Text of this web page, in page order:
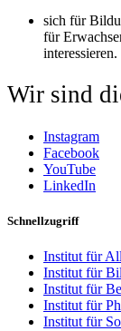
sich für
für
interessieren.
Wir sind
Instagram
Facebook
YouTube
LinkedIn
Schnellzugriff
Institut für
Institut für
Institut für
Institut für
Institut für